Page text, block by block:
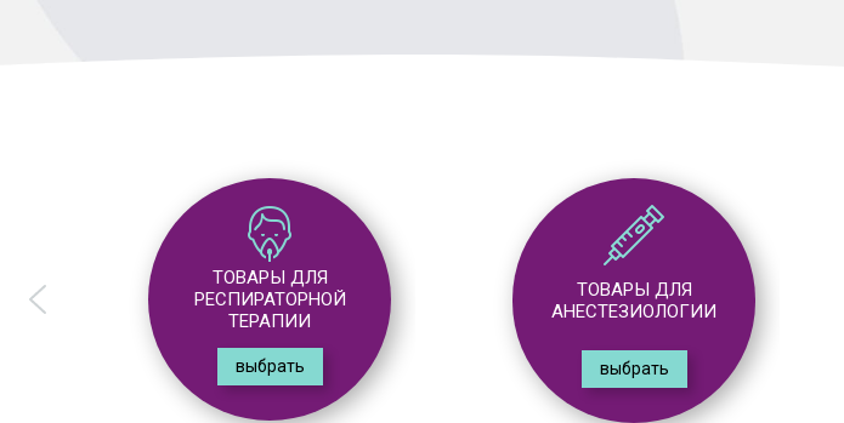
ТОВАРЫ ДЛЯ
АНЕСТЕЗИОЛОГИИ
выбрать
ТОВАРЫ ДЛЯ
ИНФУЗИОННОЙ
ТЕРАПИИ
выбрать